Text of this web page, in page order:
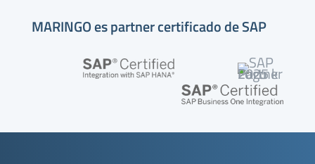
MARINGO es partner certificado de SAP